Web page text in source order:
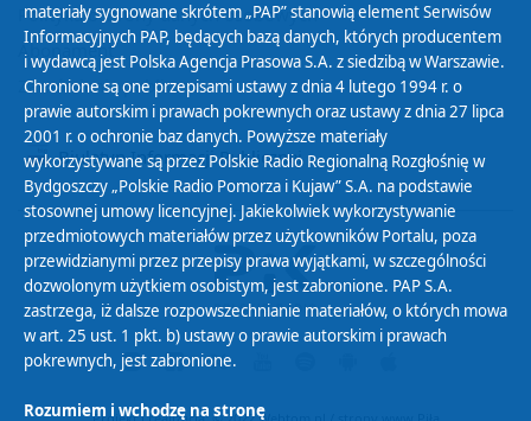
Polityka ochrony danych osobowych
Abonament
Zamówienia publiczne
Biuletyn Informacji Publicznej
materiały sygnowane skrótem „PAP” stanowią element Serwisów
Informacyjnych PAP, będących bazą danych, których producentem
i wydawcą jest Polska Agencja Prasowa S.A. z siedzibą w Warszawie.
Chronione są one przepisami ustawy z dnia 4 lutego 1994 r. o
prawie autorskim i prawach pokrewnych oraz ustawy z dnia 27 lipca
2001 r. o ochronie baz danych. Powyższe materiały
wykorzystywane są przez Polskie Radio Regionalną Rozgłośnię w
Bydgoszczy „Polskie Radio Pomorza i Kujaw” S.A. na podstawie
stosownej umowy licencyjnej. Jakiekolwiek wykorzystywanie
przedmiotowych materiałów przez użytkowników Portalu, poza
przewidzianymi przez przepisy prawa wyjątkami, w szczególności
dozwolonym użytkiem osobistym, jest zabronione. PAP S.A.
zastrzega, iż dalsze rozpowszechnianie materiałów, o których mowa
w art. 25 ust. 1 pkt. b) ustawy o prawie autorskim i prawach
pokrewnych, jest zabronione.
Rozumiem i wchodzę na stronę